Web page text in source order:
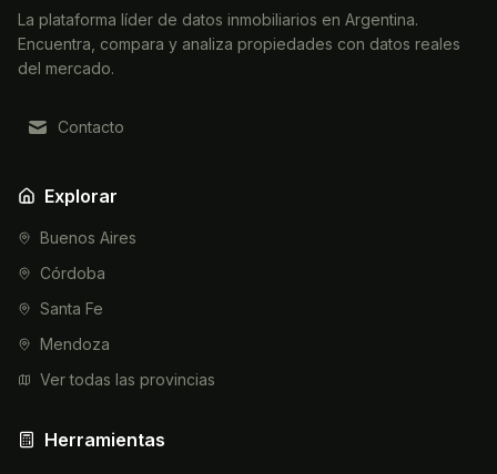
La plataforma líder de datos inmobiliarios en Argentina.
Encuentra, compara y analiza propiedades con datos reales
del mercado.
Contacto
Explorar
Buenos Aires
Córdoba
Santa Fe
Mendoza
Ver todas las provincias
Herramientas